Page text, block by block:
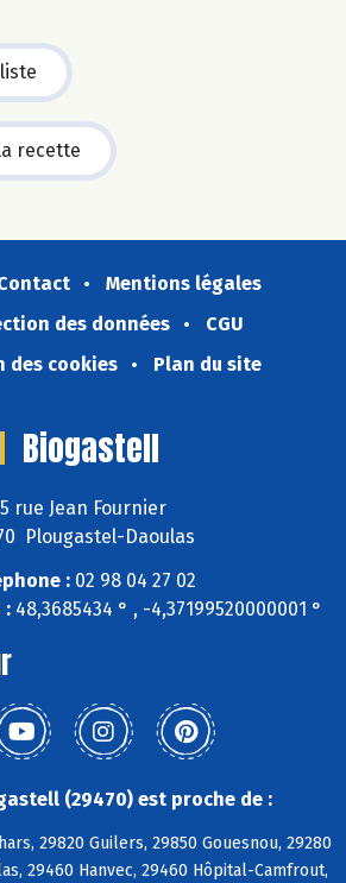
recette
Mentions légales
des données
CGU
des cookies
Plan du site
Biogastell
rue Jean Fournier
Plougastel-Daoulas
:02 98 04 27 02
: 48,3685434 ° , -4,37199520000001 °
(29470) est proche de :
29820 Guilers, 29850 Gouesnou, 29280
29460 Hanvec, 29460 Hôpital-Camfrout,